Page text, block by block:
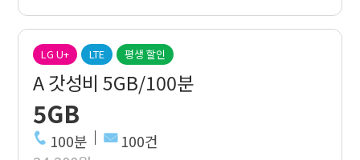
LG U+ LTE 평생 할인
A 갓성비 5GB/100분
5GB
100분 100건